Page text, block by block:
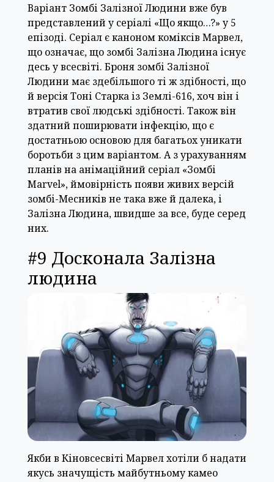
Варіант Зомбі Залізної Людини вже був
представлений у серіалі «Що якщо…?» у 5
епізоді. Серіал є каноном коміксів Марвел,
що означає, що зомбі Залізна Людина існує
десь у всесвіті. Броня зомбі Залізної
Людини має здебільшого ті ж здібності, що
й версія Тоні Старка із Землі-616, хоч він і
втратив свої людські здібності. Також він
здатний поширювати інфекцію, що є
достатньою основою для багатьох уникати
боротьби з цим варіантом. А з урахуванням
планів на анімаційний серіал «Зомбі
Marvel», ймовірність появи живих версій
зомбі-Месників не така вже й далека, і
Залізна Людина, швидше за все, буде серед
них.
#9 Досконала Залізна
людина
Якби в Кіновсесвіті Марвел хотіли б надати
якусь значущість майбутньому камео